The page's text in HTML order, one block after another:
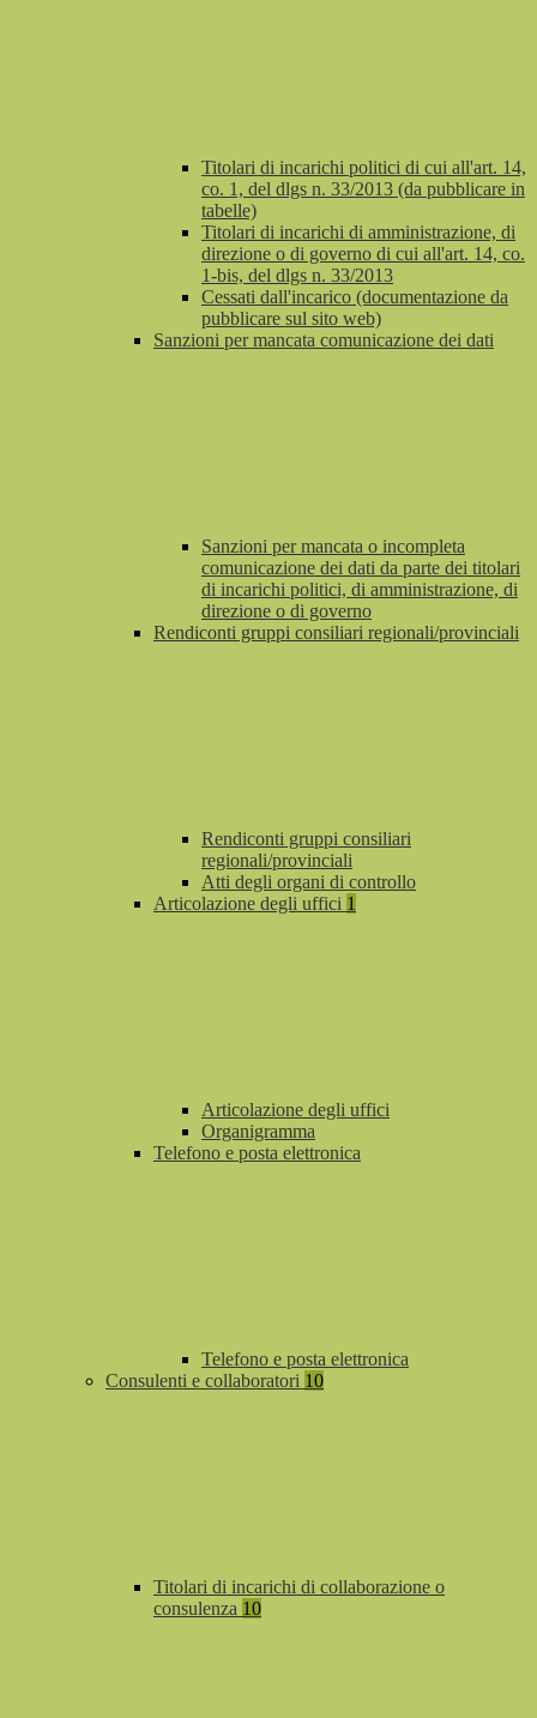
Titolari di incarichi politici di cui all'art. 14,
co. 1, del dlgs n. 33/2013 (da pubblicare in
tabelle)
Titolari di incarichi di amministrazione, di
direzione o di governo di cui all'art. 14, co.
1-bis, del dlgs n. 33/2013
Cessati dall'incarico (documentazione da
pubblicare sul sito web)
Sanzioni per mancata comunicazione dei dati
Sanzioni per mancata o incompleta
comunicazione dei dati da parte dei titolari
di incarichi politici, di amministrazione, di
direzione o di governo
Rendiconti gruppi consiliari regionali/provinciali
Rendiconti gruppi consiliari
regionali/provinciali
Atti degli organi di controllo
Articolazione degli uffici 1
Articolazione degli uffici
Organigramma
Telefono e posta elettronica
Telefono e posta elettronica
Consulenti e collaboratori 10
Titolari di incarichi di collaborazione o
consulenza 10